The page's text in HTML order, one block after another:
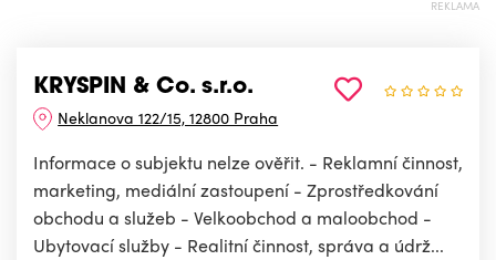
REKLAMA
KRYSPIN & Co. s.r.o.
Neklanova 122/15, 12800 Praha
Informace o subjektu nelze ověřit. - Reklamní činnost,
marketing, mediální zastoupení - Zprostředkování
obchodu a služeb - Velkoobchod a maloobchod -
Ubytovací služby - Realitní činnost, správa a údrž...